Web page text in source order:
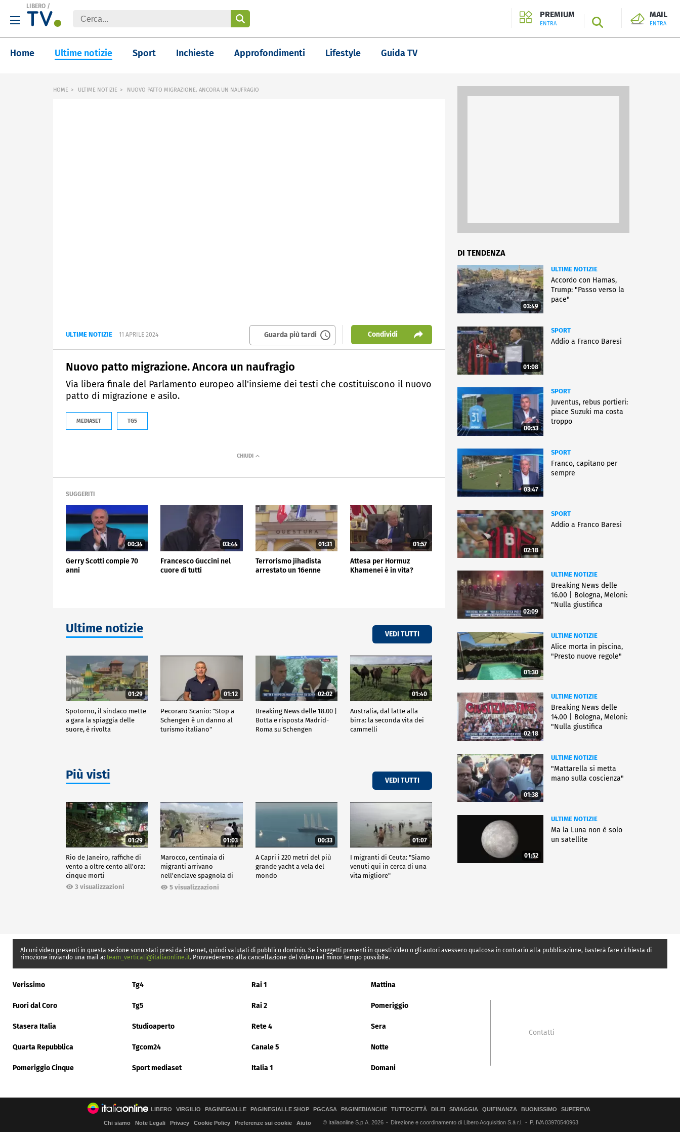
LIBERO /
PREMIUM
ENTRA SEARCH
MAIL
ENTRA
Home Ultime notizie Sport Inchieste Approfondimenti Lifestyle Guida TV
HOME ULTIME NOTIZIE NUOVO PATTO MIGRAZIONE. ANCORA UN NAUFRAGIO
ULTIME NOTIZIE 11 APRILE 2024 Guarda più tardi Condividi
Nuovo patto migrazione. Ancora un naufragio
Via libera finale del Parlamento europeo all'insieme dei testi che costituiscono il nuovo
patto di migrazione e asilo.
MEDIASET TG5
SUGGERITI
00:34
Gerry Scotti compie 70
anni
03:44
Francesco Guccini nel
cuore di tutti
01:31
Terrorismo jihadista
arrestato un 16enne
01:57
Attesa per Hormuz
Khamenei è in vita?
Ultime notizie VEDI TUTTI
01:29
Spotorno, il sindaco mette
a gara la spiaggia delle
suore, è rivolta
01:12
Pecoraro Scanio: "Stop a
Schengen è un danno al
turismo italiano"
02:02
Breaking News delle 18.00 |
Botta e risposta Madrid-
Roma su Schengen
01:40
Australia, dal latte alla
birra: la seconda vita dei
cammelli
Più visti VEDI TUTTI
01:29
Rio de Janeiro, raffiche di
vento a oltre cento all'ora:
cinque morti
3 visualizzazioni
01:03
Marocco, centinaia di
migranti arrivano
nell'enclave spagnola di
Ceuta5 visualizzazioni
00:33
A Capri i 220 metri del più
grande yacht a vela del
mondo
01:07
I migranti di Ceuta: "Siamo
venuti qui in cerca di una
vita migliore"
DI TENDENZA
03:49
ULTIME NOTIZIE
Accordo con Hamas,
Trump: "Passo verso la
pace"
01:08
SPORT
Addio a Franco Baresi
00:53
SPORT
Juventus, rebus portieri:
piace Suzuki ma costa
troppo
03:47
SPORT
Franco, capitano per
sempre
02:18
SPORT
Addio a Franco Baresi
02:09
ULTIME NOTIZIE
Breaking News delle
16.00 | Bologna, Meloni:
"Nulla giustifica
01:30
ULTIME NOTIZIE
Alice morta in piscina,
"Presto nuove regole"
02:18
ULTIME NOTIZIE
Breaking News delle
14.00 | Bologna, Meloni:
"Nulla giustifica
01:38
ULTIME NOTIZIE
"Mattarella si metta
mano sulla coscienza"
01:52
ULTIME NOTIZIE
Ma la Luna non è solo
un satellite
Alcuni video presenti in questa sezione sono stati presi da internet, quindi valutati di pubblico dominio. Se i soggetti presenti in questi video o gli autori avessero qualcosa in contrario alla pubblicazione, basterà fare richiesta di
rimozione inviando una mail a: team_verticali@italiaonline.it. Provvederemo alla cancellazione del video nel minor tempo possibile.
Verissimo Tg4 Rai 1 Mattina
Fuori dal Coro Tg5 Rai 2 Pomeriggio
Stasera Italia Studioaperto Rete 4 Sera
Quarta Repubblica Tgcom24 Canale 5 Notte
Pomeriggio Cinque Sport mediaset Italia 1 Domani
Contatti
LIBERO VIRGILIO PAGINEGIALLE PAGINEGIALLE SHOP PGCASA PAGINEBIANCHE TUTTOCITTÀ DILEI SIVIAGGIA QUIFINANZA BUONISSIMO SUPEREVA
Chi siamo Note Legali Privacy Cookie Policy Preferenze sui cookie Aiuto © Italiaonline S.p.A. 2026 Direzione e coordinamento di Libero Acquisition S.á r.l. P. IVA 03970540963